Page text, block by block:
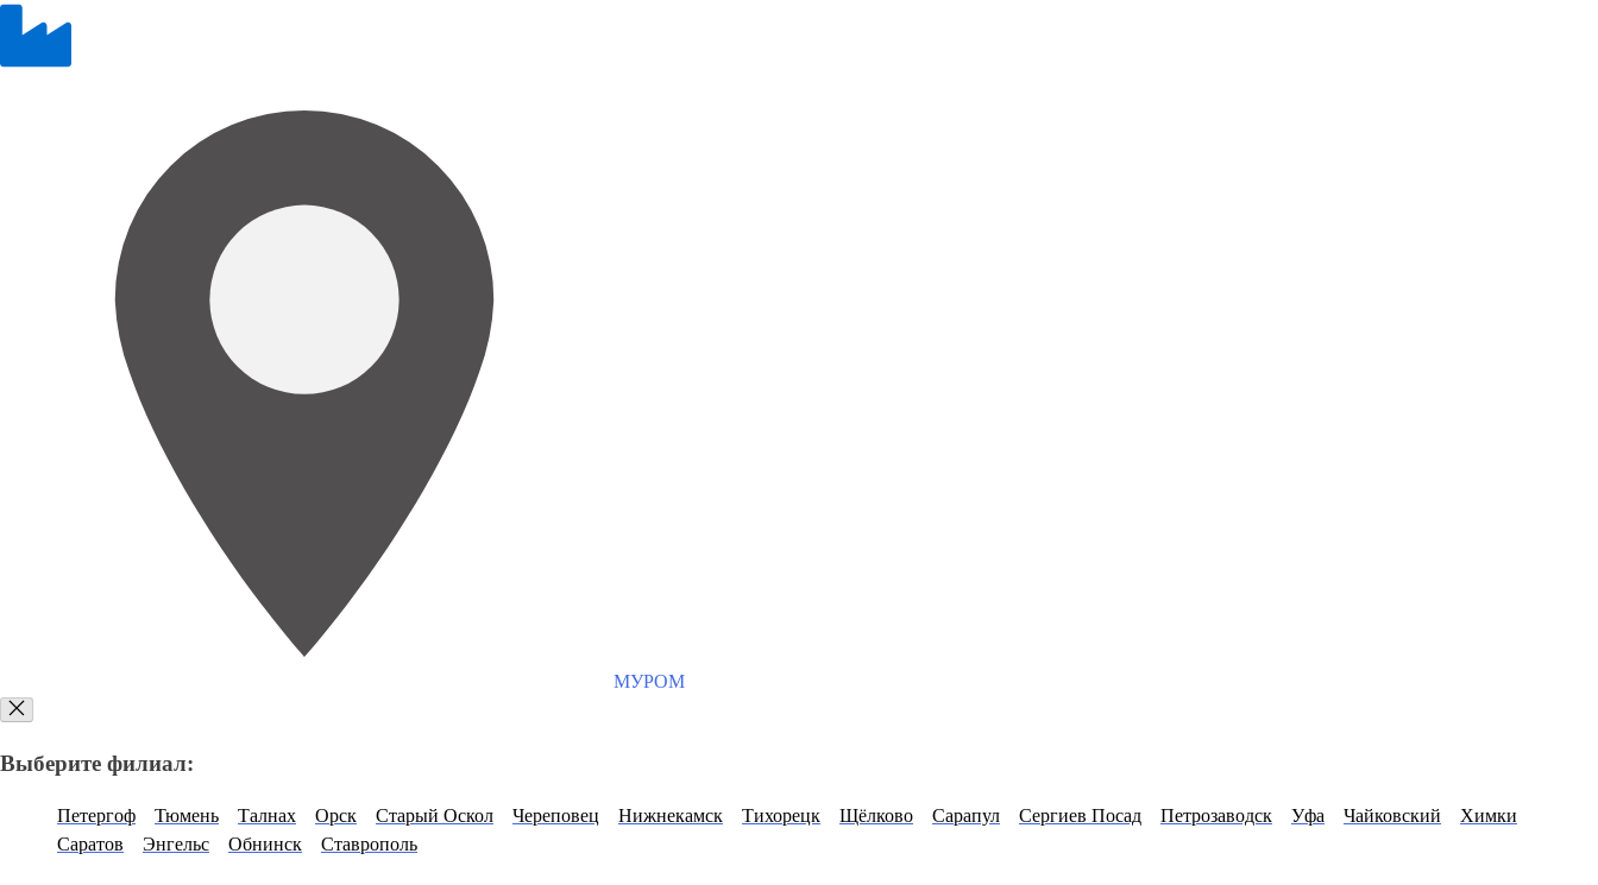
МУРОМ
Выберите филиал:
Петергоф Тюмень Талнах Орск Старый Оскол Череповец Нижнекамск Тихорецк Щёлково Сарапул Сергиев Посад Петрозаводск Уфа Чайковский
Химки
Саратов
Энгельс Обнинск Ставрополь